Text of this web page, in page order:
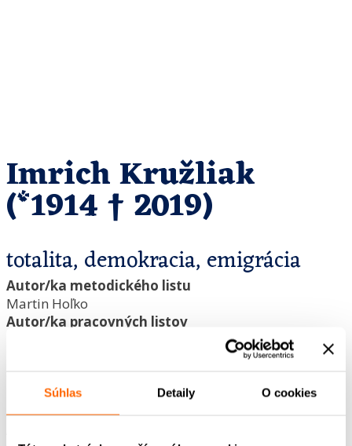
Súhlas Detaily O cookies
Imrich Kružliak
(*1914 †︎ 2019)
totalita, demokracia, emigrácia
Autor/ka metodického listu
Martin Hoľko
Autor/ka pracovných listov
Grafický dizajn
Marek Novák